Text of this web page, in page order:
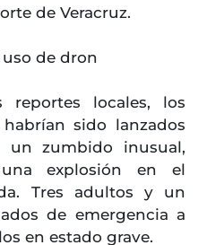
de Veracruz.
de dron
locales, los
sido lanzados
un zumbido inusual,
explosión en el
Tres adultos y un
de emergencia a
en estado grave.